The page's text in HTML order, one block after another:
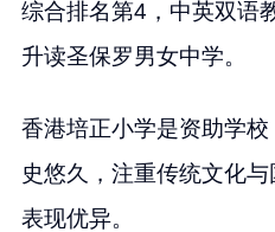
综合排名第4，中英双语
升读圣保罗男女中学。
香港培正小学是资助学
史悠久，注重传统文化
表现优异。